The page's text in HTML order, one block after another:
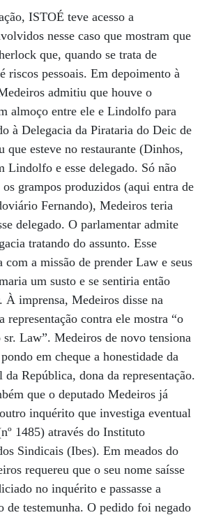
ISTOÉ teve acesso a
nesse caso que mostram que
que, quando se trata de
riscos pessoais. Em depoimento à
admitiu que houve o
almoço entre ele e Lindolfo para
à Delegacia da Pirataria do Deic de
que esteve no restaurante (Dinhos,
Lindolfo e esse delegado. Só não
grampos produzidos (aqui entra de
Fernando), Medeiros teria
delegado. O parlamentar admite
tratando do assunto. Esse
com a missão de prender Law e seus
um susto e se sentiria então
À imprensa, Medeiros disse na
representação contra ele mostra “o
Law”. Medeiros de novo tensiona
em cheque a honestidade da
República, dona da representação.
que o deputado Medeiros já
inquérito que investiga eventual
1485) através do Instituto
Sindicais (Ibes). Em meados do
requereu que o seu nome saísse
no inquérito e passasse a
de testemunha. O pedido foi negado